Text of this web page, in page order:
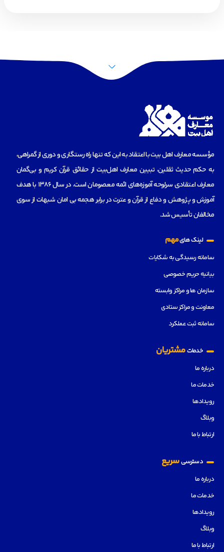
مؤسسه‌ معارف اهل بیت با اعتقاد به این که تنها راه رستگاری و دوری از گمراهی،
به حکم حدیث ثقلین، تبیین معارف اهل‌بیت از حقائق قرآن کریم و بی‌گمان
معارف اعتقادی سرلوحه آموزه‌های ائمه معصومان است، در سال 1386 با هدف
آموزش و پژوهش و دفاع از قرآن و عترت در برابر هجمه بی امان شبهات از سوی
مخالفان تأسیس شد.
لینک هایمهم
سامانه رسیدگی به شکایات
بیانیه حریم خصوصی
سازمان ها و مراکز وابسته
معاونت و مراکز ستادی
سامانه ثبت عملکرد
خدماتمشتریان
درباره ما
خدمات ما
رویدادها
وبلاگ
ارتباط با ما
دسترسیسریع
درباره ما
خدمات ما
رویدادها
وبلاگ
ارتباط با ما